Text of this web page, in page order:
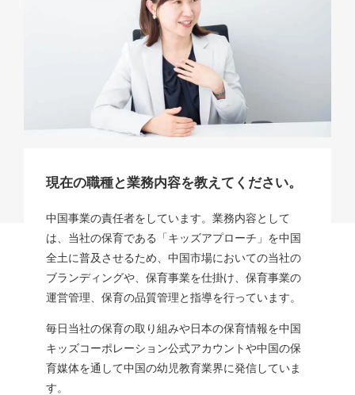
現在の職種と業務内容を教えてください。
中国事業の責任者をしています。業務内容として
は、当社の保育である「キッズアプローチ」を中国
全土に普及させるため、中国市場においての当社の
ブランディングや、保育事業を仕掛け、保育事業の
運営管理、保育の品質管理と指導を行っています。
毎日当社の保育の取り組みや日本の保育情報を中国
キッズコーポレーション公式アカウントや中国の保
育媒体を通して中国の幼児教育業界に発信していま
す。